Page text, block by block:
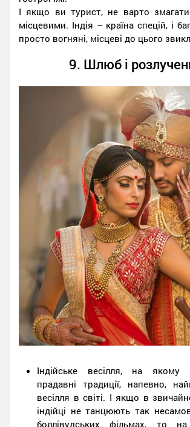
І якщо ви турист, не варто
місцевими. Індія – країна спецій, і
просто вогняні, місцеві до цього
9. Шлюб і
Індійське весілля, на якому
прадавні традиції, напевно,
весілля в світі. І якщо в
індійці не танцюють так
боллівудських фільмах, то на